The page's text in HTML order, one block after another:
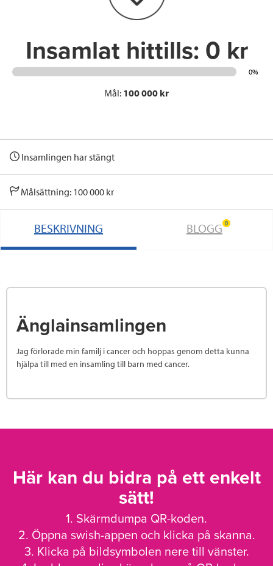
n
Insamlat hittills: 0 kr
0%
Mål: 100 000 kr
Insamlingen har stängt
Målsättning: 100 000 kr
BESKRIVNING BLOGG 0
Änglainsamlingen
Jag förlorade min familj i cancer och hoppas genom detta kunna
hjälpa till med en insamling till barn med cancer.
Här kan du bidra på ett enkelt
sätt!
1. Skärmdumpa QR-koden.
2. Öppna swish-appen och klicka på skanna.
3. Klicka på bildsymbolen nere till vänster.